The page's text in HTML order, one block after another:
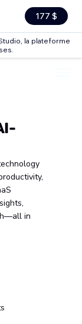
177 $
la plateforme